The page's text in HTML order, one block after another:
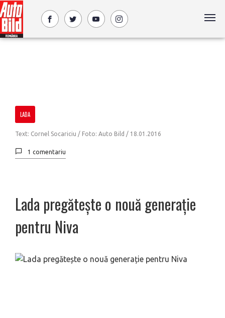
LADA
Text: Cornel Socariciu / Foto: Auto Bild / 18.01.2016
1 comentariu
Lada pregătește o nouă generație
pentru Niva